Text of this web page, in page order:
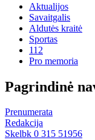
Aktualijos
Savaitgalis
Aldutės kraitė
Sportas
112
Pro memoria
Pagrindinė
Prenumerata
Redakcija
Skelbk 0 315 51956